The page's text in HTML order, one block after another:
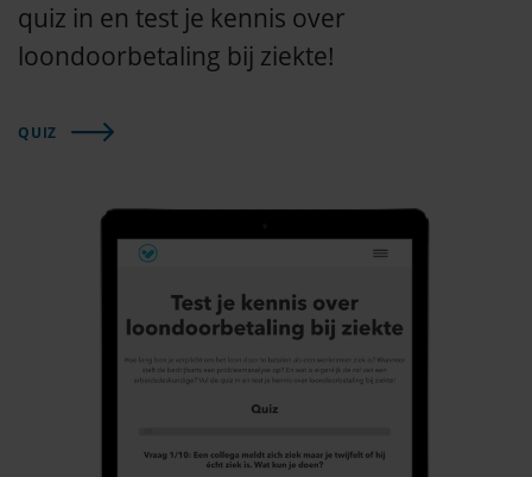
quiz in en test je kennis over
loondoorbetaling bij ziekte!
QUIZ